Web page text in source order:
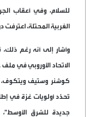
للسلام، وفي أعقاب
الغربية المحتلة، اعترفت
وأشار إلى أنه رغم
الاتحاد الأوروبي في
كوشنر وستيف ويتكوف،
تُحدَّد أولويات غزة في
جديدة للشرق